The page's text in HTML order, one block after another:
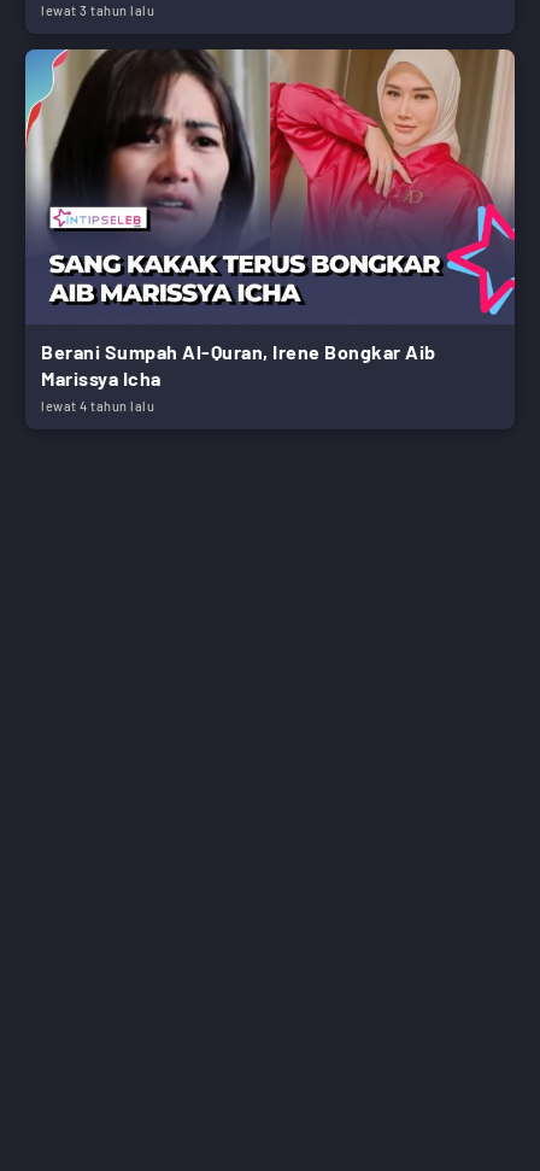
lewat 3 tahun lalu
Berani Sumpah Al-Quran, Irene Bongkar Aib
Marissya Icha
lewat 4 tahun lalu